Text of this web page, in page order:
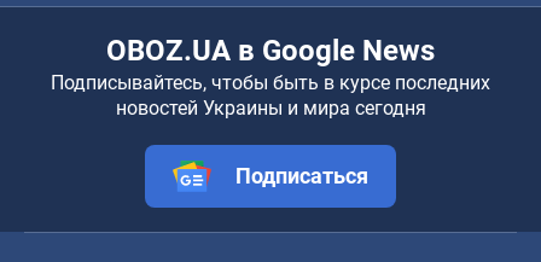
OBOZ.UA в Google News
Подписывайтесь, чтобы быть в курсе последних
новостей Украины и мира сегодня
Подписаться